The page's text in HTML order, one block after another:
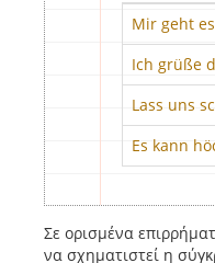
Mir geht
Ich grüße
Lass uns
Es kann
Σε ορισμένα
να σχηματιστεί η